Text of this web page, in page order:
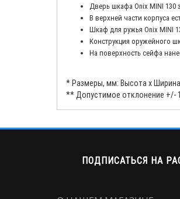
Дверь шкафа Onix MINI
В верхней части корпуса
Шкаф для ружья Onix MINI
Конструкция оружейного
На поверхность сейфа
* Размеры, мм: Высота x Ширина
** Допустимое отклонение +/-
ПОДПИСАТЬСЯ НА